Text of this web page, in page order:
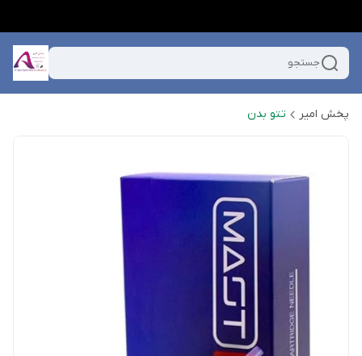
جستجو
پخش امیر تتو بدن